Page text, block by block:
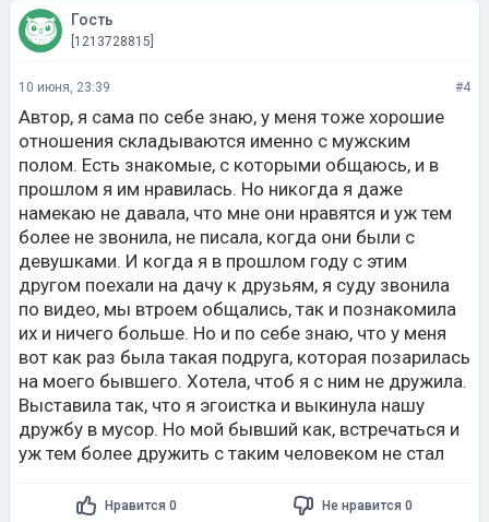
Гость
[1213728815]
10 июня, 23:39 #4
Автор, я сама по себе знаю, у меня тоже хорошие
отношения складываются именно с мужским
полом. Есть знакомые, с которыми общаюсь, и в
прошлом я им нравилась. Но никогда я даже
намекаю не давала, что мне они нравятся и уж тем
более не звонила, не писала, когда они были с
девушками. И когда я в прошлом году с этим
другом поехали на дачу к друзьям, я суду звонила
по видео, мы втроем общались, так и познакомила
их и ничего больше. Но и по себе знаю, что у меня
вот как раз была такая подруга, которая позарилась
на моего бывшего. Хотела, чтоб я с ним не дружила.
Выставила так, что я эгоистка и выкинула нашу
дружбу в мусор. Но мой бывший как, встречаться и
уж тем более дружить с таким человеком не стал
Нравится 0 Не нравится 0